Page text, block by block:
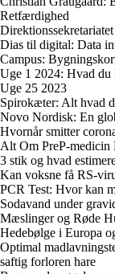
Retfærdighed
Dias til digital: Data
Campus:
Uge 1 2024: Hvad du
Uge 25 2023
Spirokæter: Alt hvad
Novo Nordisk: En
Hvornår smitter
Alt Om PreP-
3 stik og hvad
Kan voksne få RS-
PCR Test: Hvor kan
Sodavand under
Mæslinger og Røde
Hedebølge i Europa
Optimal
saftig forloren hare